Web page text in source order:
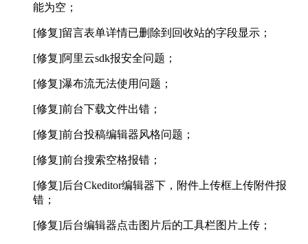
能为空；
[修复]留言表单详情已删除到回收站的字段显示；
[修复]阿里云sdk报安全问题；
[修复]瀑布流无法使用问题；
[修复]前台下载文件出错；
[修复]前台投稿编辑器风格问题；
[修复]前台搜索空格报错；
[修复]后台Ckeditor编辑器下，附件上传框上传附件报
错；
[修复]后台编辑器点击图片后的工具栏图片上传；